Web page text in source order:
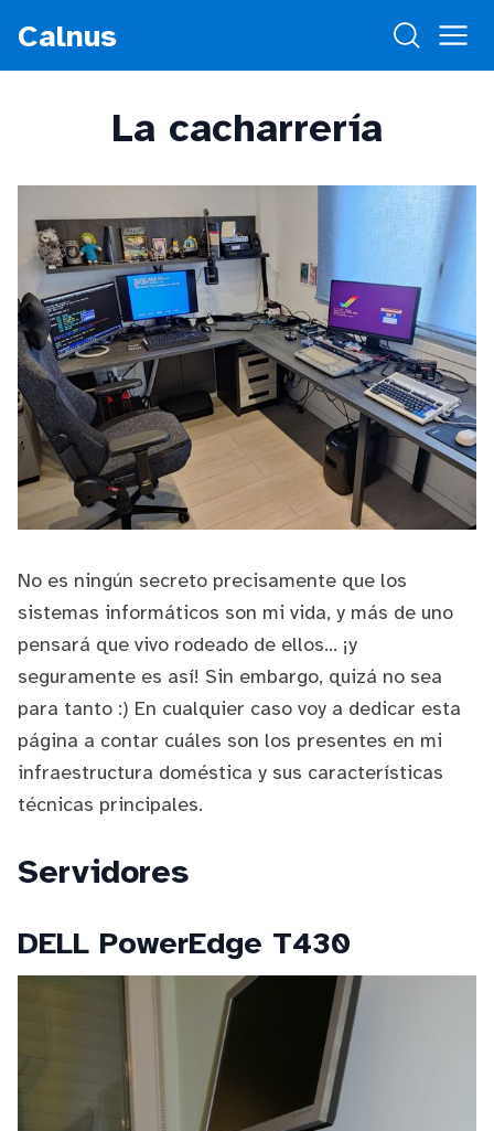
Calnus
La cacharrería
No es ningún secreto precisamente que los
sistemas informáticos son mi vida, y más de uno
pensará que vivo rodeado de ellos... ¡y
seguramente es así! Sin embargo, quizá no sea
para tanto :) En cualquier caso voy a dedicar esta
página a contar cuáles son los presentes en mi
infraestructura doméstica y sus características
técnicas principales.
Servidores
DELL PowerEdge T430